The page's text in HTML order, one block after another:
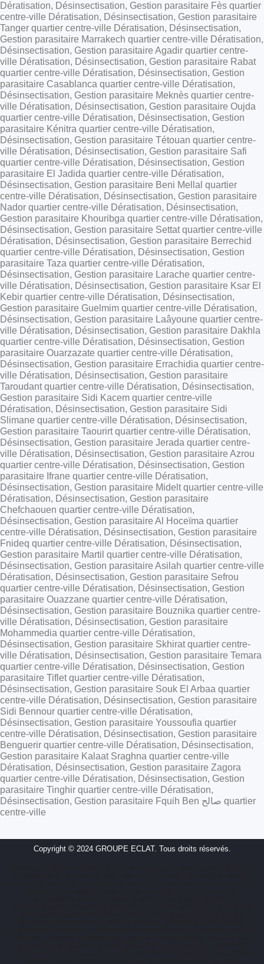
Dératisation, Désinsectisation, Gestion parasitaire Fès quartier
centre-ville Dératisation, Désinsectisation, Gestion parasitaire
Tanger quartier centre-ville Dératisation, Désinsectisation,
Gestion parasitaire Marrakech quartier centre-ville Dératisation,
Désinsectisation, Gestion parasitaire Agadir quartier centre-
ville Dératisation, Désinsectisation, Gestion parasitaire Rabat
quartier centre-ville Dératisation, Désinsectisation, Gestion
parasitaire Casablanca quartier centre-ville Dératisation,
Désinsectisation, Gestion parasitaire Meknès quartier centre-
ville Dératisation, Désinsectisation, Gestion parasitaire Oujda
quartier centre-ville Dératisation, Désinsectisation, Gestion
parasitaire Kénitra quartier centre-ville Dératisation,
Désinsectisation, Gestion parasitaire Tétouan quartier centre-
ville Dératisation, Désinsectisation, Gestion parasitaire Safi
quartier centre-ville Dératisation, Désinsectisation, Gestion
parasitaire El Jadida quartier centre-ville Dératisation,
Désinsectisation, Gestion parasitaire Beni Mellal quartier
centre-ville Dératisation, Désinsectisation, Gestion parasitaire
Nador quartier centre-ville Dératisation, Désinsectisation,
Gestion parasitaire Khouribga quartier centre-ville Dératisation,
Désinsectisation, Gestion parasitaire Settat quartier centre-ville
Dératisation, Désinsectisation, Gestion parasitaire Berrechid
quartier centre-ville Dératisation, Désinsectisation, Gestion
parasitaire Taza quartier centre-ville Dératisation,
Désinsectisation, Gestion parasitaire Larache quartier centre-
ville Dératisation, Désinsectisation, Gestion parasitaire Ksar El
Kebir quartier centre-ville Dératisation, Désinsectisation,
Gestion parasitaire Guelmim quartier centre-ville Dératisation,
Désinsectisation, Gestion parasitaire Laâyoune quartier centre-
ville Dératisation, Désinsectisation, Gestion parasitaire Dakhla
quartier centre-ville Dératisation, Désinsectisation, Gestion
parasitaire Ouarzazate quartier centre-ville Dératisation,
Désinsectisation, Gestion parasitaire Errachidia quartier centre-
ville Dératisation, Désinsectisation, Gestion parasitaire
Taroudant quartier centre-ville Dératisation, Désinsectisation,
Gestion parasitaire Sidi Kacem quartier centre-ville
Dératisation, Désinsectisation, Gestion parasitaire Sidi
Slimane quartier centre-ville Dératisation, Désinsectisation,
Gestion parasitaire Taourirt quartier centre-ville Dératisation,
Désinsectisation, Gestion parasitaire Jerada quartier centre-
ville Dératisation, Désinsectisation, Gestion parasitaire Azrou
quartier centre-ville Dératisation, Désinsectisation, Gestion
parasitaire Ifrane quartier centre-ville Dératisation,
Désinsectisation, Gestion parasitaire Midelt quartier centre-ville
Dératisation, Désinsectisation, Gestion parasitaire
Chefchaouen quartier centre-ville Dératisation,
Désinsectisation, Gestion parasitaire Al Hoceïma quartier
centre-ville Dératisation, Désinsectisation, Gestion parasitaire
Fnideq quartier centre-ville Dératisation, Désinsectisation,
Gestion parasitaire Martil quartier centre-ville Dératisation,
Désinsectisation, Gestion parasitaire Asilah quartier centre-ville
Dératisation, Désinsectisation, Gestion parasitaire Sefrou
quartier centre-ville Dératisation, Désinsectisation, Gestion
parasitaire Ouazzane quartier centre-ville Dératisation,
Désinsectisation, Gestion parasitaire Bouznika quartier centre-
ville Dératisation, Désinsectisation, Gestion parasitaire
Mohammedia quartier centre-ville Dératisation,
Désinsectisation, Gestion parasitaire Skhirat quartier centre-
ville Dératisation, Désinsectisation, Gestion parasitaire Temara
quartier centre-ville Dératisation, Désinsectisation, Gestion
parasitaire Tiflet quartier centre-ville Dératisation,
Désinsectisation, Gestion parasitaire Souk El Arbaa quartier
centre-ville Dératisation, Désinsectisation, Gestion parasitaire
Sidi Bennour quartier centre-ville Dératisation,
Désinsectisation, Gestion parasitaire Youssoufia quartier
centre-ville Dératisation, Désinsectisation, Gestion parasitaire
Benguerir quartier centre-ville Dératisation, Désinsectisation,
Gestion parasitaire Kalaat Sraghna quartier centre-ville
Dératisation, Désinsectisation, Gestion parasitaire Zagora
quartier centre-ville Dératisation, Désinsectisation, Gestion
parasitaire Tinghir quartier centre-ville Dératisation,
Désinsectisation, Gestion parasitaire Fquih Ben صالح quartier
centre-ville
Copyright © 2024 GROUPE ECLAT. Tous droits réservés.